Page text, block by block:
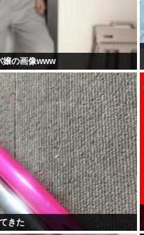
嬢の画像www
きた